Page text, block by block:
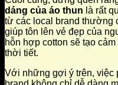
dáng của áo thun là rất
từ các local brand thường
giúp tôn lên vẻ đẹp của
hỗn hợp cotton sẽ tạo
thời tiết.
Với những gợi ý trên, việc